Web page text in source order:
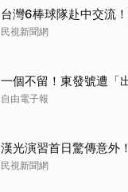
台灣6棒球隊赴中交流
民視新聞網
一個不留！東發號遭「
自由電子報
漢光演習首日驚傳意
民視新聞網